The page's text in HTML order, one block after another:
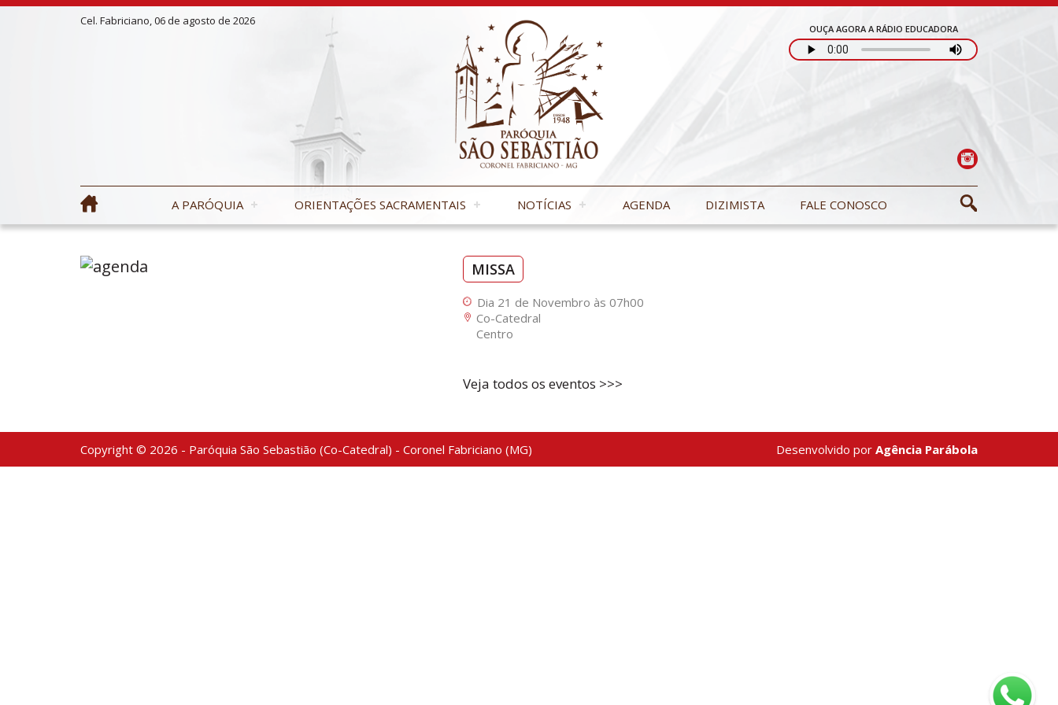
Cel. Fabriciano, 06 de agosto de 2026
OUÇA AGORA A RÁDIO EDUCADORA
A PARÓQUIA ORIENTAÇÕES SACRAMENTAIS NOTÍCIAS AGENDA DIZIMISTA FALE CONOSCO
MISSA
Dia 21 de Novembro às 07h00
Co-Catedral
Centro
Veja todos os eventos >>>
Copyright © 2026 - Paróquia São Sebastião (Co-Catedral) - Coronel Fabriciano (MG) Desenvolvido por Agência Parábola